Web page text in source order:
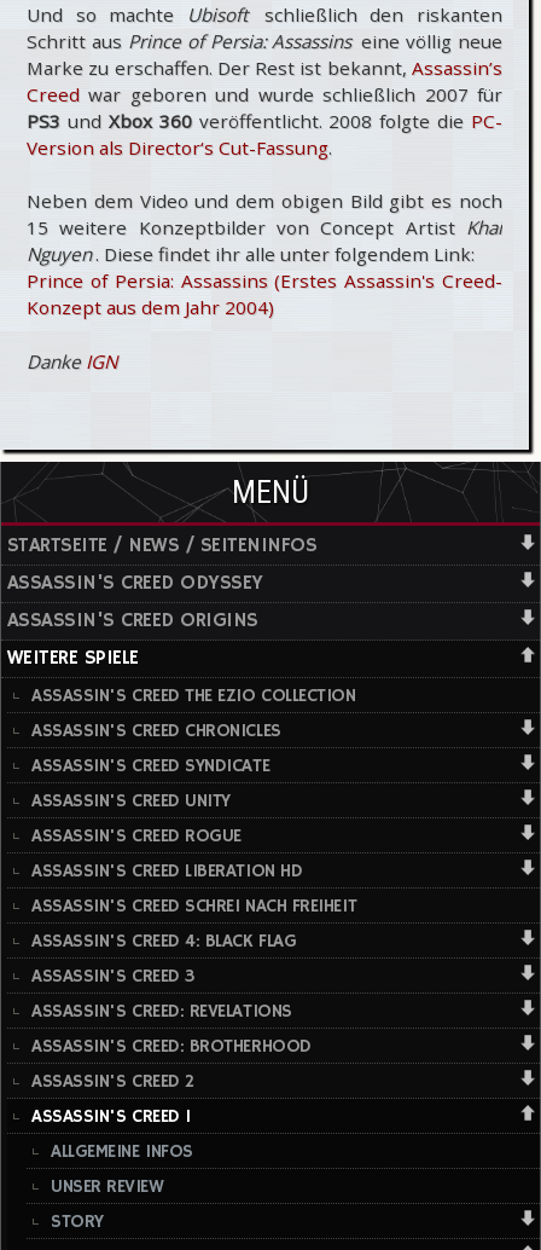
Und so machte Ubisoft
schließlich den riskanten
Schritt aus Prince of Persia: Assassins eine völlig neue
Marke zu erschaffen. Der Rest ist bekannt, Assassin’s
Creed war geboren und wurde schließlich 2007 für
PS3 und Xbox 360veröffentlicht. 2008 folgte die PC-
Version als Director‘s Cut-Fassung.
Neben dem Video und dem obigen Bild gibt es noch
15 weitere Konzeptbilder von Concept Artist Khai
Nguyen. Diese findet ihr alle unter folgendem Link:
Prince of Persia: Assassins (Erstes Assassin's Creed-
Konzept aus dem Jahr 2004)
Danke IGN
MENÜ
STARTSEITE / NEWS / SEITENINFOS
ASSASSIN'S CREED ODYSSEY
ASSASSIN'S CREED ORIGINS
WEITERE SPIELE
ASSASSIN'S CREED THE EZIO COLLECTION
ASSASSIN'S CREED CHRONICLES
ASSASSIN'S CREED SYNDICATE
ASSASSIN'S CREED UNITY
ASSASSIN'S CREED ROGUE
ASSASSIN'S CREED LIBERATION HD
ASSASSIN'S CREED SCHREI NACH FREIHEIT
ASSASSIN'S CREED 4: BLACK FLAG
ASSASSIN'S CREED 3
ASSASSIN'S CREED: REVELATIONS
ASSASSIN'S CREED: BROTHERHOOD
ASSASSIN'S CREED 2
ASSASSIN'S CREED 1
ALLGEMEINE INFOS
UNSER REVIEW
STORY